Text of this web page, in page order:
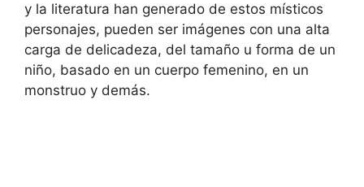
y la literatura han generado de estos místicos
personajes, pueden ser imágenes con una alta
carga de delicadeza, del tamaño u forma de un
niño, basado en un cuerpo femenino, en un
monstruo y demás.